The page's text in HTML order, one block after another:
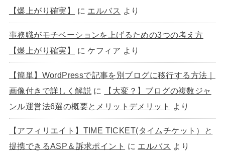
【爆上がり確実】
に エルバス より
事務職がモチベーションを上げるための3つの考え方
【爆上がり確実】
にケフィア より
【簡単】WordPressで記事を別ブログに移行する方法｜
画像付きで詳しく解説 に
【大変？】ブログの複数ジャ
ンル運営法6選の概要とメリットデメリット
より
【アフィリエイト】TIME TICKET(タイムチケット）と
提携できるASP＆訴求ポイント に エルバス より